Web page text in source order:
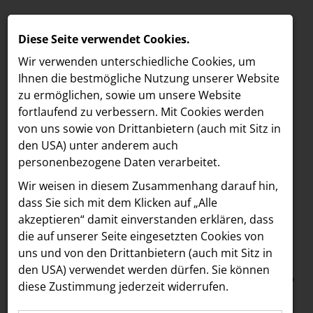
MELDUNGEN
LOEBELL NORDBERG
INNER
aehre
Astoria Artshow
B/S/H Hausgeräte
Meldungen / section.d
Text Bilder
16.09.2025
section.d gewinnt
ARC Award in Gold für
Diese Seite verwendet Cookies.
Wir verwenden unterschiedliche Cookies, um
Ihnen die best­mögliche Nutzung unserer Website
zu ermöglichen, sowie um unsere Website
fortlaufend zu verbessern. Mit Cookies werden
von uns sowie von Drittanbietern (auch mit Sitz in
den USA) unter anderem auch
personenbezogene Daten verarbeitet.
Wir weisen in diesem Zusammenhang darauf hin,
dass Sie sich mit dem Klicken auf „Alle
akzeptieren“ damit ein­ver­standen erklären, dass
die auf unserer Seite eingesetzten Cookies von
uns und von den Drittanbietern (auch mit Sitz in
den USA) verwendet werden dürfen. Sie können
diese Zustimmung jederzeit widerrufen.